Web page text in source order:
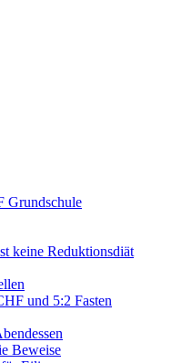
Grundschule
keine Reduktionsdiät
und 5:2 Fasten
Beweise